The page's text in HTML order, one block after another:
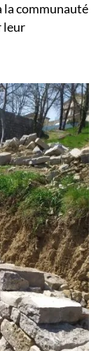
la communauté
leur